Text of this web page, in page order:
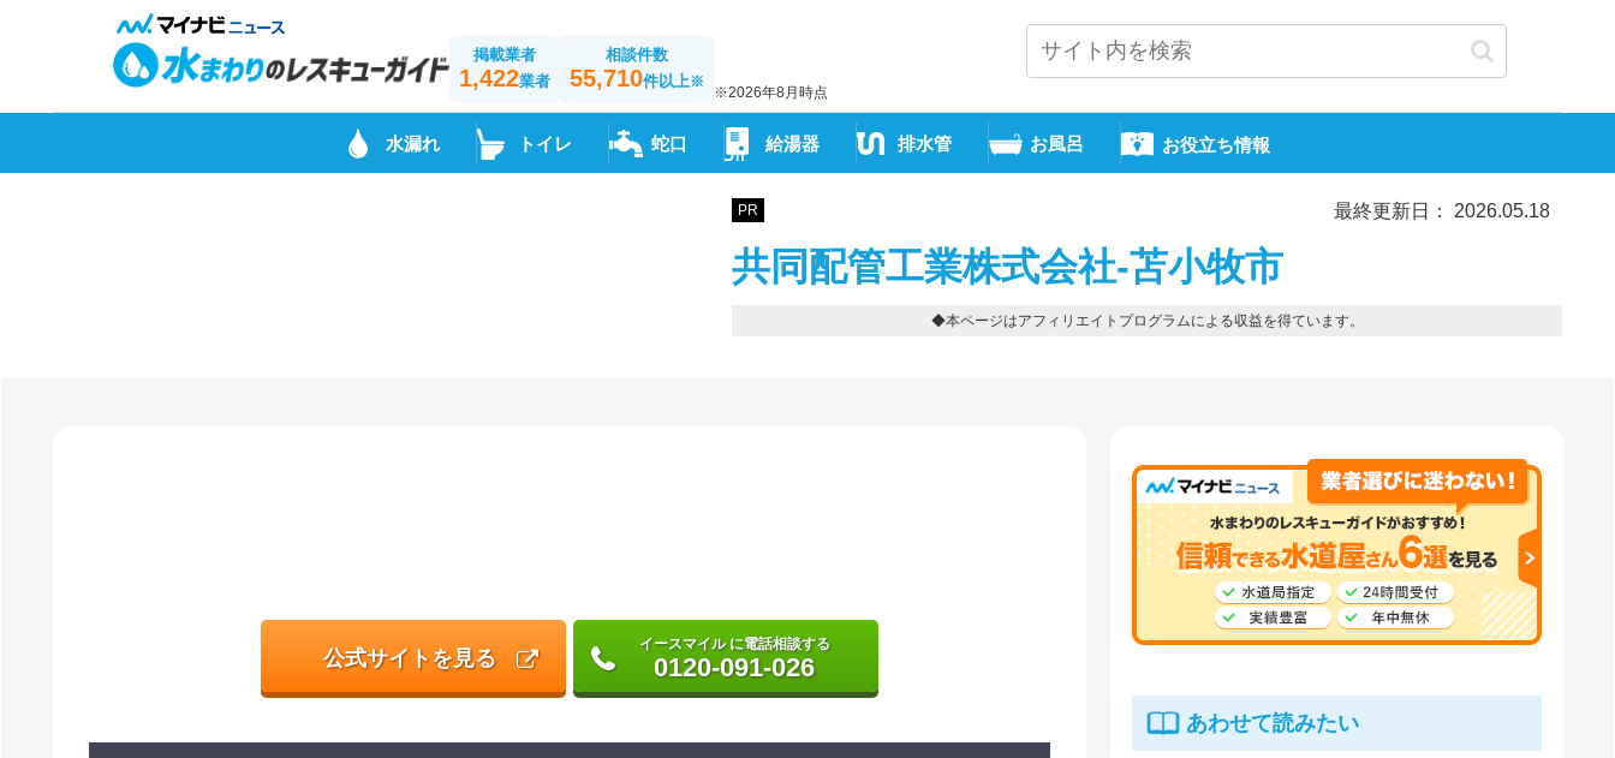
掲載業者
1,422業者
相談件数
55,710件以上※
※2026年8月時点
水漏れ トイレ 蛇口 給湯器 排水管 お風呂 お役立ち情報
PR 最終更新日： 2026.05.18
共同配管工業株式会社-苫小牧市
◆本ページはアフィリエイトプログラムによる収益を得ています。
公式サイトを見る
イースマイル に電話相談する
0120-091-026
あわせて読みたい